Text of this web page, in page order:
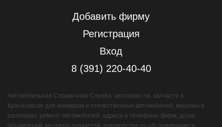
Добавить фирму
Регистрация
Вход
8 (391) 220-40-40
Автомобильная Справочная Служба: автоновости, запчасти в
Красноярске для иномарок и отечественных автомобилей, машины в
разборках, ремонт автомобилей, адреса и телефоны фирм, доска
объявлений, каталоги запчастей, руководства по обслуживанию и